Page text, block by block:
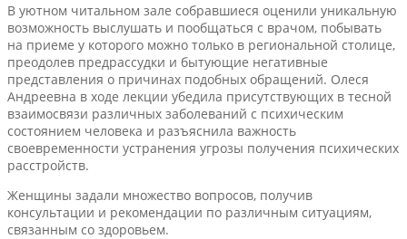
В уютном читальном зале собравшиеся оценили уникальную
возможность выслушать и пообщаться с врачом, побывать
на приеме у которого можно только в региональной столице,
преодолев предрассудки и бытующие негативные
представления о причинах подобных обращений. Олеся
Андреевна в ходе лекции убедила присутствующих в тесной
взаимосвязи различных заболеваний с психическим
состоянием человека и разъяснила важность
своевременности устранения угрозы получения психических
расстройств.
Женщины задали множество вопросов, получив
консультации и рекомендации по различным ситуациям,
связанным со здоровьем.